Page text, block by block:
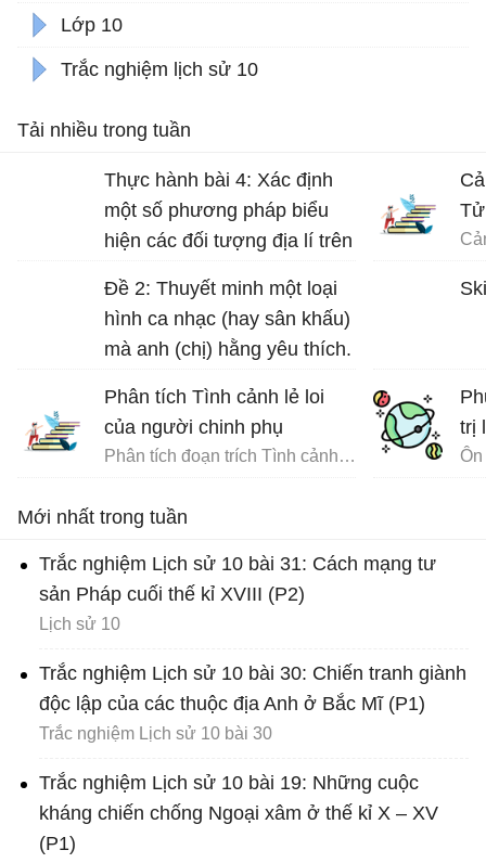
Lớp 10
Trắc nghiệm lịch sử 10
Tải nhiều trong tuần
Thực hành bài 4: Xác định
một số phương pháp biểu
hiện các đối tượng địa lí trên
Đề 2: Thuyết minh một loại
hình ca nhạc (hay sân khấu)
mà anh (chị) hằng yêu thích.
Phân tích Tình cảnh lẻ loi
của người chinh phụ
Phân tích đoạn trích Tình cảnh lẻ loi của người chinh phụ
trị
Mới nhất trong tuần
Trắc nghiệm Lịch sử 10 bài 31: Cách mạng tư
sản Pháp cuối thế kỉ XVIII (P2)
Lịch sử 10
Trắc nghiệm Lịch sử 10 bài 30: Chiến tranh giành
độc lập của các thuộc địa Anh ở Bắc Mĩ (P1)
Trắc nghiệm Lịch sử 10 bài 30
Trắc nghiệm Lịch sử 10 bài 19: Những cuộc
kháng chiến chống Ngoại xâm ở thế kỉ X – XV
(P1)